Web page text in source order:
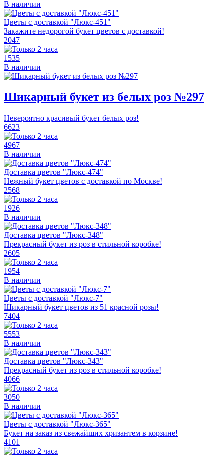
В наличии
Цветы с доставкой "Люкс-451"
Закажите недорогой букет цветов с доставкой!
2047
1535
В наличии
Шикарный букет из белых роз №297
Невероятно красивый букет белых роз!
6623
4967
В наличии
Доставка цветов "Люкс-474"
Нежный букет цветов с доставкой по Москве!
2568
1926
В наличии
Доставка цветов "Люкс-348"
Прекрасный букет из роз в стильной коробке!
2605
1954
В наличии
Цветы с доставкой "Люкс-7"
Шикарный букет цветов из 51 красной розы!
7404
5553
В наличии
Доставка цветов "Люкс-343"
Прекрасный букет из роз в стильной коробке!
4066
3050
В наличии
Цветы с доставкой "Люкс-365"
Букет на заказ из свежайших хризантем в корзине!
4101